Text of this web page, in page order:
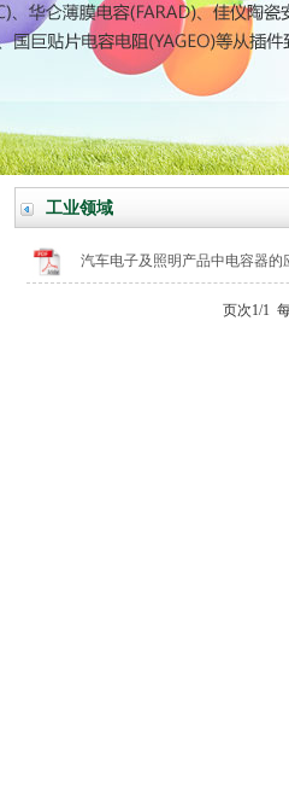
工业领域
汽车电子及照明产品中电容器的
页次1/1